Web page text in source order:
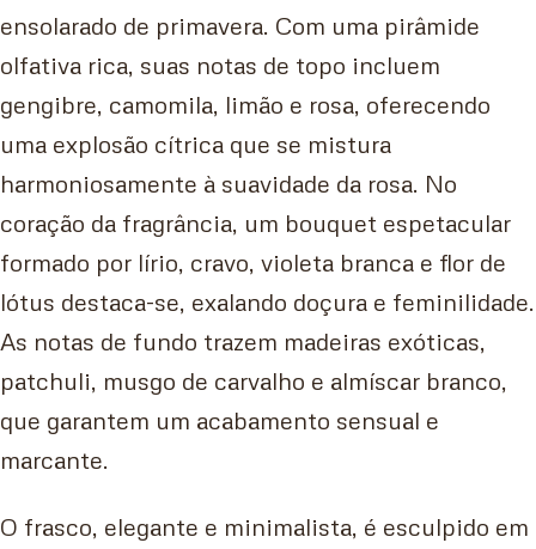
ensolarado de primavera. Com uma pirâmide
olfativa rica, suas notas de topo incluem
gengibre, camomila, limão e rosa, oferecendo
uma explosão cítrica que se mistura
harmoniosamente à suavidade da rosa. No
coração da fragrância, um bouquet espetacular
formado por lírio, cravo, violeta branca e flor de
lótus destaca-se, exalando doçura e feminilidade.
As notas de fundo trazem madeiras exóticas,
patchuli, musgo de carvalho e almíscar branco,
que garantem um acabamento sensual e
marcante.
O frasco, elegante e minimalista, é esculpido em